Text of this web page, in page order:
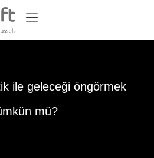
ile geleceği öngörmek
mü?